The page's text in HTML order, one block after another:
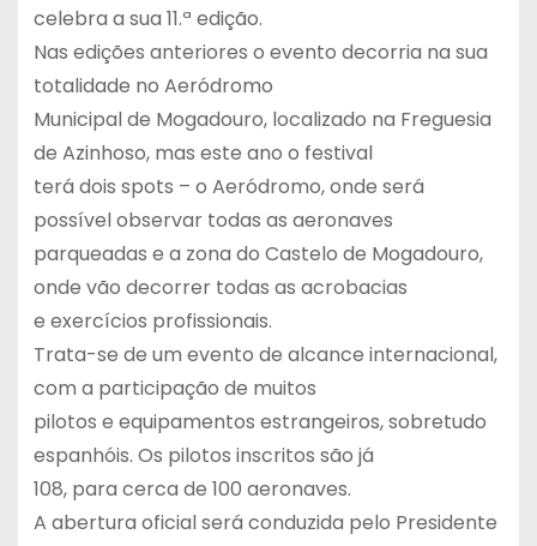
celebra a sua 11.ª edição.
Nas edições anteriores o evento decorria na sua
totalidade no Aeródromo
Municipal de Mogadouro, localizado na Freguesia
de Azinhoso, mas este ano o festival
terá dois spots – o Aeródromo, onde será
possível observar todas as aeronaves
parqueadas e a zona do Castelo de Mogadouro,
onde vão decorrer todas as acrobacias
e exercícios profissionais.
Trata-se de um evento de alcance internacional,
com a participação de muitos
pilotos e equipamentos estrangeiros, sobretudo
espanhóis. Os pilotos inscritos são já
108, para cerca de 100 aeronaves.
A abertura oficial será conduzida pelo Presidente